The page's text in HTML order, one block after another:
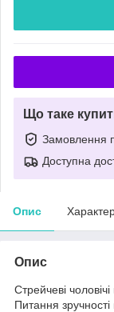
Що таке
Замовлення
Доступна
Опис
Опис
Стрейчеві
Питання